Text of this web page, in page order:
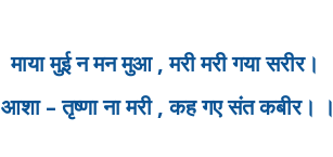
माया मुई न मन मुआ ,मरी मरी गया सरीर।
आशा –तृष्णा ना मरी ,कह गए संत कबीर। ।